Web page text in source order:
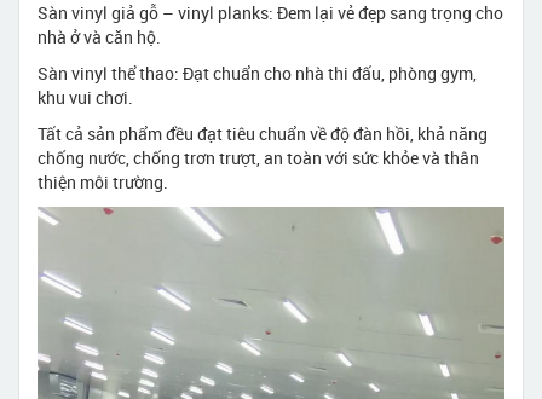
Sàn vinyl giả gỗ – vinyl planks: Đem lại vẻ đẹp sang trọng cho
nhà ở và căn hộ.
Sàn vinyl thể thao: Đạt chuẩn cho nhà thi đấu, phòng gym,
khu vui chơi.
Tất cả sản phẩm đều đạt tiêu chuẩn về độ đàn hồi, khả năng
chống nước, chống trơn trượt, an toàn với sức khỏe và thân
thiện môi trường.